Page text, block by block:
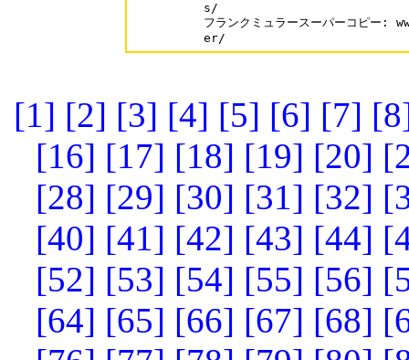
s/
フランクミュラースーパーコピ
er/
[1] [2] [3] [4] [5] [6] [7]
[16] [17] [18] [19] [20]
[28] [29] [30] [31] [32]
[40] [41] [42] [43] [44]
[52] [53] [54] [55] [56]
[64] [65] [66] [67] [68]